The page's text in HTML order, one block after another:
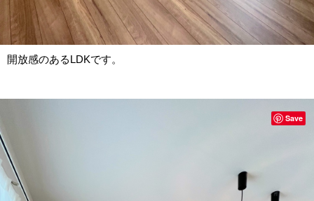
開放感のあるLDKです。
Save